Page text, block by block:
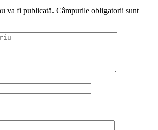
va fi publicată. Câmpurile obligatorii sunt